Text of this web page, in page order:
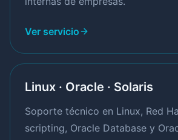
Ver servicio
Linux · Oracle · Solaris
Soporte técnico en Linux, Red
scripting, Oracle Database y